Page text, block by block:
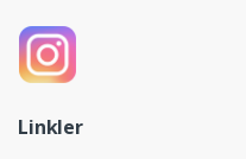
Linkler